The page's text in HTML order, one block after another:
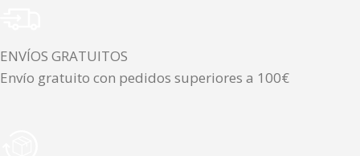
ENVÍOS GRATUITOS
Envío gratuito con pedidos superiores a 100€